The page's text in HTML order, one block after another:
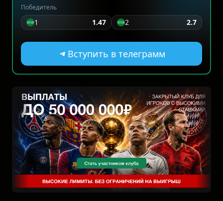
Победитель
1 1.47 2 2.7
Вступить в телеграмм